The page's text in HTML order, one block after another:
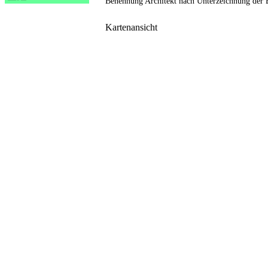
Kartenansicht